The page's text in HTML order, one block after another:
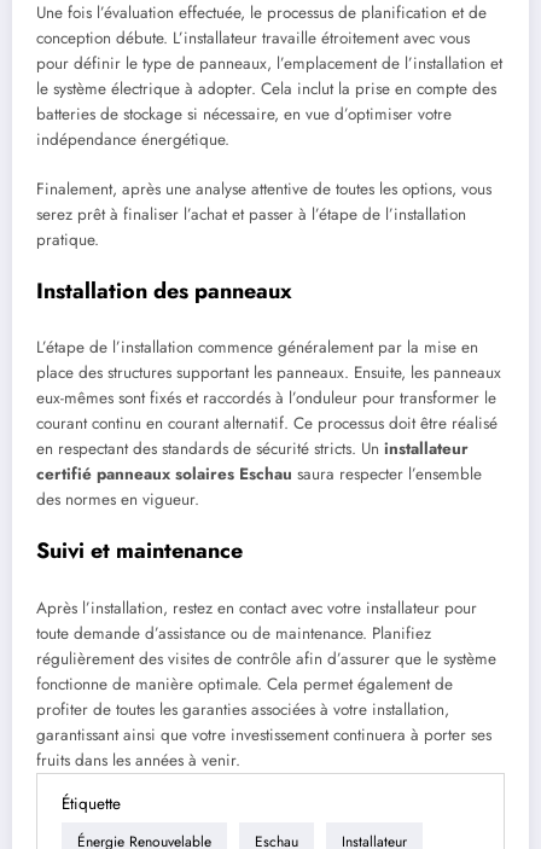
Une fois l’évaluation effectuée, le processus de planification et de
conception débute. L’installateur travaille étroitement avec vous
pour définir le type de panneaux, l’emplacement de l’installation et
le système électrique à adopter. Cela inclut la prise en compte des
batteries de stockage si nécessaire, en vue d’optimiser votre
indépendance énergétique.
Finalement, après une analyse attentive de toutes les options, vous
serez prêt à finaliser l’achat et passer à l’étape de l’installation
pratique.
Installation des panneaux
L’étape de l’installation commence généralement par la mise en
place des structures supportant les panneaux. Ensuite, les panneaux
eux-mêmes sont fixés et raccordés à l’onduleur pour transformer le
courant continu en courant alternatif. Ce processus doit être réalisé
en respectant des standards de sécurité stricts. Un installateur
certifié panneaux solaires Eschau saura respecter l’ensemble
des normes en vigueur.
Suivi et maintenance
Après l’installation, restez en contact avec votre installateur pour
toute demande d’assistance ou de maintenance. Planifiez
régulièrement des visites de contrôle afin d’assurer que le système
fonctionne de manière optimale. Cela permet également de
profiter de toutes les garanties associées à votre installation,
garantissant ainsi que votre investissement continuera à porter ses
fruits dans les années à venir.
Étiquette
Énergie Renouvelable Eschau Installateur